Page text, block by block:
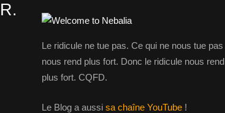
Le ridicule ne tue pas. Ce qui ne nous tue pas
nous rend plus fort. Donc le ridicule nous rend
plus fort. CQFD.
Le Blog a aussi sa chaîne YouTube !